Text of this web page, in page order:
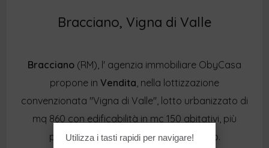
Bracciano, Vigna di Valle
Bracciano (RM), l' agenzia immobiliare ObyCasa
propone in Vendita, nella lottizzazione
convenzionata "Vigna di Valle", lotto urbanizzato di
mq 860 con edificabilità in mc 150 abitativi, più
piano seminterrato e piano sottotetto.
Utilizza i tasti rapidi per navigare!